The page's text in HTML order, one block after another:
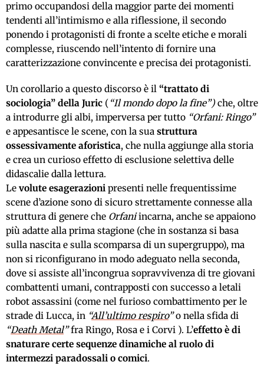
primo occupandosi della maggior parte dei momenti
tendenti all’intimismo e alla riflessione, il secondo
ponendo i protagonisti di fronte a scelte etiche e morali
complesse, riuscendo nell’intento di fornire una
caratterizzazione convincente e precisa dei protagonisti.
Un corollario a questo discorso è il “trattato di
sociologia” della Juric ( “Il mondo dopo la fine”)che, oltre
a introdurre gli albi, imperversa per tutto “Orfani: Ringo”
e appesantisce le scene, con la sua struttura
ossessivamente aforistica, che nulla aggiunge alla storia
e crea un curioso effetto di esclusione selettiva delle
didascalie dalla lettura.
Le volute esagerazioni presenti nelle frequentissime
scene d’azione sono di sicuro strettamente connesse alla
struttura di genere che Orfaniincarna, anche se appaiono
più adatte alla prima stagione (che in sostanza si basa
sulla nascita e sulla scomparsa di un supergruppo), ma
non si riconfigurano in modo adeguato nella seconda,
dove si assiste all’incongrua sopravvivenza di tre giovani
combattenti umani, contrapposti con successo a letali
robot assassini (come nel furioso combattimento per le
strade di Lucca, in “All’ultimo respiro”o nella sfida di
“Death Metal”fra Ringo, Rosa e i Corvi ). L’effetto è di
snaturare certe sequenze dinamiche al ruolo di
intermezzi paradossali o comici.